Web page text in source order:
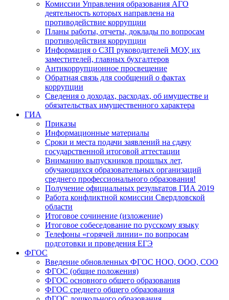
Комиссии Управления образования АГО
деятельность которых направлена на
противодействие коррупции
Планы работы, отчеты, доклады по вопросам
противодействия коррупции
Информация о СЗП руководителей МОУ, их
заместителей, главных бухгалтеров
Антикоррупционное просвещение
Обратная связь для сообщений о фактах
коррупции
Сведения о доходах, расходах, об имуществе и
обязательствах имущественного характера
ГИА
Приказы
Информационные материалы
Сроки и места подачи заявлений на сдачу
государственной итоговой аттестации
Вниманию выпускников прошлых лет,
обучающихся образовательных организаций
среднего профессионального образования!
Получение официальных результатов ГИА 2019
Работа конфликтной комиссии Свердловской
области
Итоговое сочинение (изложение)
Итоговое собеседование по русскому языку
Телефоны «горячей линии» по вопросам
подготовки и проведения ЕГЭ
ФГОС
Введение обновленных ФГОС НОО, ООО, СОО
ФГОС (общие положения)
ФГОС основного общего образования
ФГОС среднего общего образования